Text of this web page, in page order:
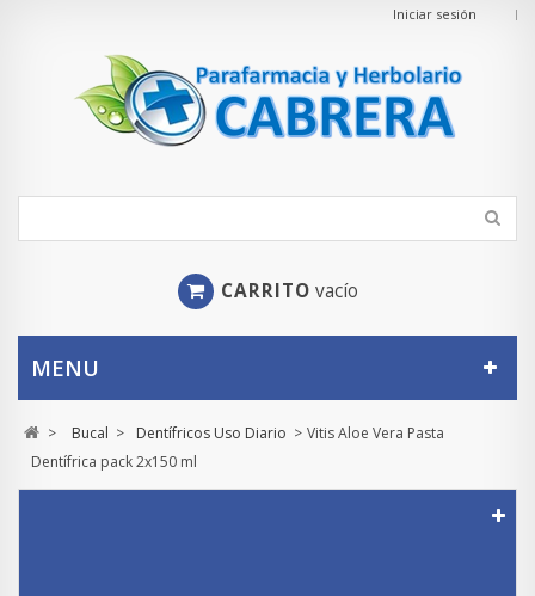
Iniciar sesión
CARRITO vacío
MENU
> Bucal > Dentífricos Uso Diario > Vitis Aloe Vera Pasta
Dentífrica pack 2x150 ml